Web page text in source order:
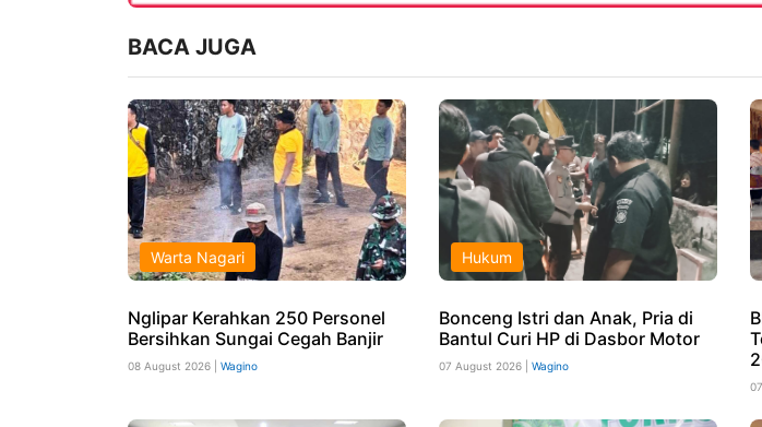
BACA JUGA
Warta Nagari
Nglipar Kerahkan 250 Personel
Bersihkan Sungai Cegah Banjir
08 August 2026 | Wagino
Hukum
Bonceng Istri dan Anak, Pria di
Bantul Curi HP di Dasbor Motor
07 August 2026 | Wagino